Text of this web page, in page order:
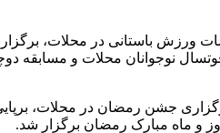
باستانی در محلات، برگزاری
نوجوانان محلات و مسابقه
برگزاری جشن رمضان در محلات،
و ماه مبارک رمضان برگزار شد.